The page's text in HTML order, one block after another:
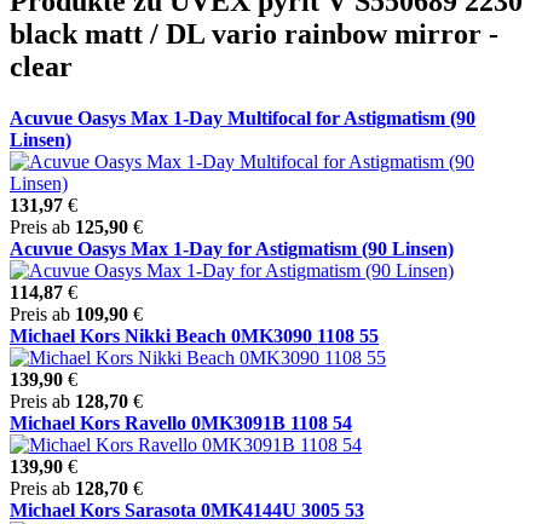
black matt / DL vario rainbow mirror -
clear
Acuvue Oasys Max 1-Day Multifocal for Astigmatism (90
Linsen)
131,97 €
Preis ab 125,90 €
Acuvue Oasys Max 1-Day for Astigmatism (90 Linsen)
114,87 €
Preis ab 109,90 €
Michael Kors Nikki Beach 0MK3090 1108 55
139,90 €
Preis ab 128,70 €
Michael Kors Ravello 0MK3091B 1108 54
139,90 €
Preis ab 128,70 €
Michael Kors Sarasota 0MK4144U 3005 53